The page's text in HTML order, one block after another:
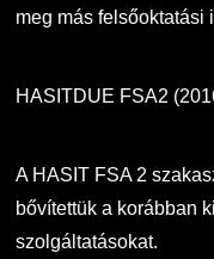
meg más felsőoktatási
HASITDUE FSA2
A HASIT FSA 2
bővítettük a korábban
szolgáltatásokat.